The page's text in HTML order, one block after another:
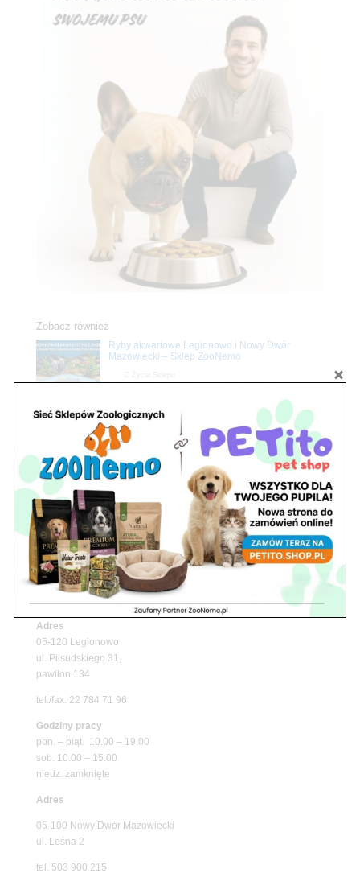
Zobacz również
Ryby akwariowe Legionowo i Nowy Dwór
Mazowiecki – Sklep ZooNemo
Z Życia Sklepu
Stwórz podwodne arcydzieło: Najpiękniejsze
rośliny akwariowe w ZooNemo – Legionowo i
Nowy Dwór Mazowiecki
Upały wracają! Zadbaj o komfort swojego pupila
z matami chłodzącymi ZooNemo
Z Życia Sklepu
Petito Pet Shop – Internetowy Sklep Zoologiczny
Online! Wszystko Dla Twojego Pupila | ZooNemo
Znajdź nas
Adres
05-120 Legionowo
ul. Piłsudskiego 31,
pawilon 134
tel./fax. 22 784 71 96
Godziny pracy
pon. – piąt. 10.00 – 19.00
sob. 10.00 – 15.00
niedz. zamknięte
Adres
05-100 Nowy Dwór Mazowiecki
ul. Leśna 2
tel. 503 900 215